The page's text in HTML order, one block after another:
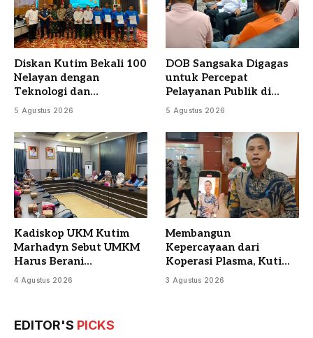
Diskan Kutim Bekali 100
Nelayan dengan
Teknologi dan
Manajemen Perikanan
5 Agustus 2026
DOB Sangsaka Digagas
untuk Percepat
Pelayanan Publik di
Lima Kecamatan
5 Agustus 2026
Kadiskop UKM Kutim
Marhadyn Sebut UMKM
Harus Berani
Berkembang Tanpa
4 Agustus 2026
Membangun
Kepercayaan dari
Koperasi Plasma, Kutim
Siapkan Audit
3 Agustus 2026
EDITOR'S PICKS